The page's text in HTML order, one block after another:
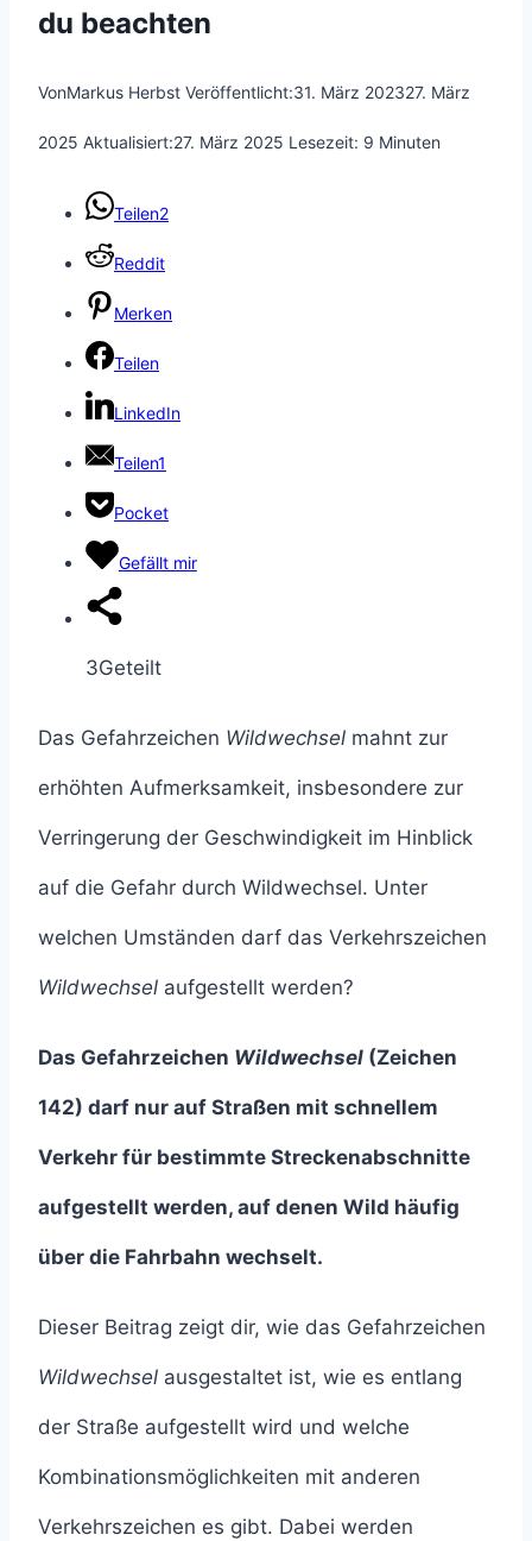
du beachten
VonMarkus Herbst Veröffentlicht:31. März 202327. März
2025 Aktualisiert:27. März 2025 Lesezeit: 9 Minuten
Teilen2
Reddit
Merken
Teilen
LinkedIn
Teilen1
Pocket
Gefällt mir
3Geteilt
Das Gefahrzeichen Wildwechsel mahnt zur
erhöhten Aufmerksamkeit, insbesondere zur
Verringerung der Geschwindigkeit im Hinblick
auf die Gefahr durch Wildwechsel. Unter
welchen Umständen darf das Verkehrszeichen
Wildwechsel aufgestellt werden?
Das Gefahrzeichen Wildwechsel (Zeichen
142) darf nur auf Straßen mit schnellem
Verkehr für bestimmte Streckenabschnitte
aufgestellt werden, auf denen Wild häufig
über die Fahrbahn wechselt.
Dieser Beitrag zeigt dir, wie das Gefahrzeichen
Wildwechsel ausgestaltet ist, wie es entlang
der Straße aufgestellt wird und welche
Kombinationsmöglichkeiten mit anderen
Verkehrszeichen es gibt. Dabei werden